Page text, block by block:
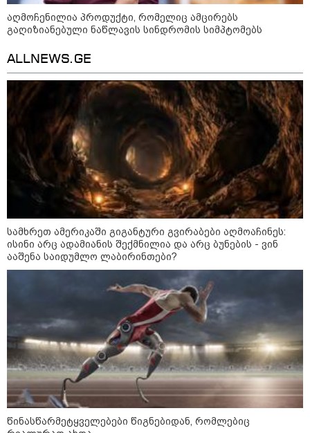
"2008-2022 წლებში რუსეთში საქმიანობას
არ ერიდებოდნენ, "სუხიშვილები",
ნიკოლოზ რაჭველი და პაატა
ბურჭულაძე..." - ირაკლი კირცხალია
15:33 / 10-08-2026
"რაც ვინმე კირცხალიამ
ილაპარაკა, სხვა არაფერია, თუ
არა რუსეთთან ურთიერთობის
განახლების დაანონსება" - ნიკა
გვარამია
13:13 / 10-08-2026
"კაფეში ყავის საყიდლად
შევედი. შემთხვევით შევხვდი ამ
ქალბატონს, მითხრა, რომ
თბილისზე სიუჟეტს ვაკეთებო
და..." - რას ამბობს კახა კალაძე
რუსულენოვან ბლოგერთან
ინტერვიუზე
13:00 / 10-08-2026
"გადახედეთ, რა მონაცემებია
ევროპული ქვეყნების რუსეთთან
სავაჭრო ურთიერთობების
თვალსაზრისით, მას შემდეგ,
რაც რუსეთ-უკრაინის ომი
აღმოჩენილია პროდუქტი, რომელიც ამცირებს
გაღიზიანებული ნაწლავის სინდრომის სიმპტომებს
ALLNEWS.GE
სამხრეთ ამერიკაში გიგანტური გვირაბები აღმოაჩინეს:
ისინი არც ადამიანის შექმნილია და არც ბუნების - ვინ
ააშენა საიდუმლო ლაბირინთები?
წინასწარმეტყველებები წიგნებიდან, რომლებიც